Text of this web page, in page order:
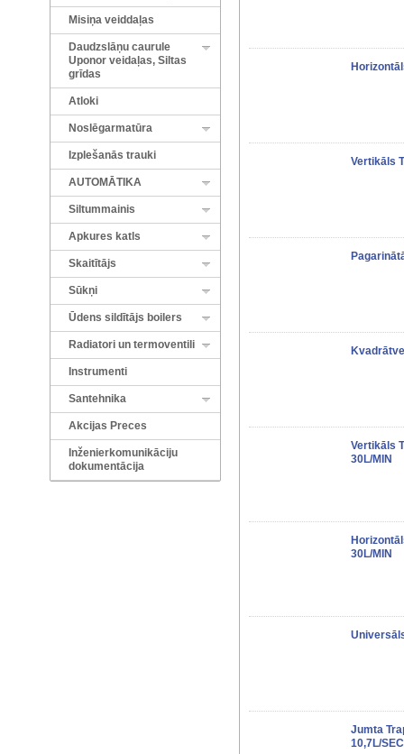
Misiņa veiddaļas
Daudzslāņu caurule
Uponor veidaļas, Siltas
grīdas
Atloki
Noslēgarmatūra
Izplešanās trauki
AUTOMĀTIKA
Siltummainis
Apkures katls
Skaitītājs
Sūkņi
Ūdens sildītājs boilers
Radiatori un termoventili
Instrumenti
Santehnika
Akcijas Preces
Inženierkomunikāciju
dokumentācija
Vertikāls
Vertikāls
30L/MIN
30L/MIN
Jumta
10,7L/SEC